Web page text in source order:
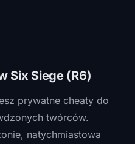
Six Siege (R6)
prywatne cheaty do
twórców.
natychmiastowa